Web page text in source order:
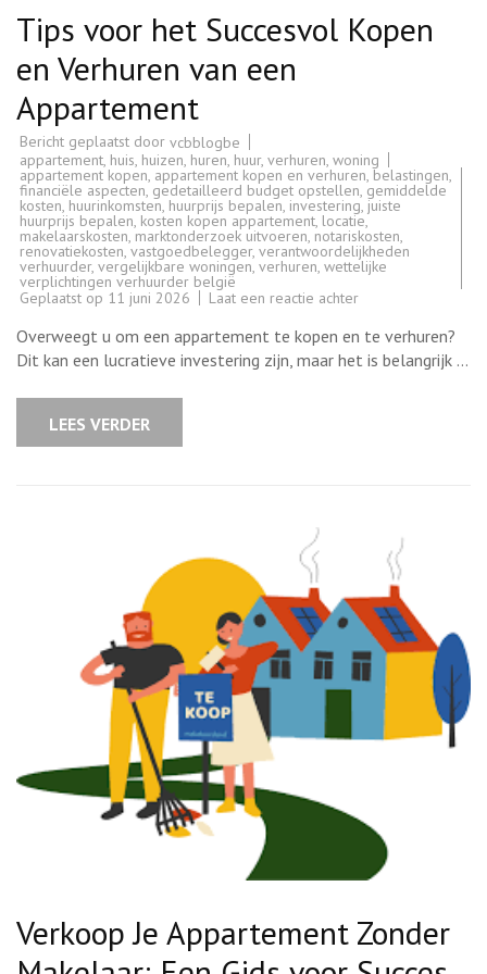
Tips voor het Succesvol Kopen
en Verhuren van een
Appartement
Bericht geplaatst door vcbblogbe
appartement, huis, huizen, huren, huur, verhuren, woning
appartement kopen, appartement kopen en verhuren,belastingen,
financiële aspecten, gedetailleerd budget opstellen, gemiddelde
kosten, huurinkomsten, huurprijs bepalen, investering, juiste
huurprijs bepalen, kosten kopen appartement, locatie,
makelaarskosten, marktonderzoek uitvoeren, notariskosten,
renovatiekosten, vastgoedbelegger, verantwoordelijkheden
verhuurder, vergelijkbare woningen, verhuren, wettelijke
verplichtingen verhuurder belgië
Geplaatst op 11 juni 2026 Laat een reactie achterop
voor
het
Succesvol
Kopen
Overweegt u om een appartement te kopen en te verhuren?
Dit kan een lucratieve investering zijn, maar het is belangrijk …
LEES VERDER
Verkoop Je Appartement Zonder